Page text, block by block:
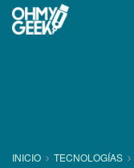
INICIO TECNOLOGÍ­AS